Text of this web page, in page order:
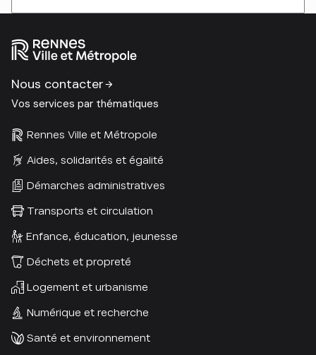
Nous contacter
Vos services par thématiques
Rennes Ville et Métropole
Aides, solidarités et égalité
Démarches administratives
Transports et circulation
Enfance, éducation, jeunesse
Déchets et propreté
Logement et urbanisme
Numérique et recherche
Santé et environnement